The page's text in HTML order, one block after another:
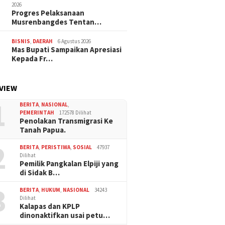
2026
Progres Pelaksanaan
Musrenbangdes Tentan…
BISNIS, DAERAH 6 Agustus 2026
Mas Bupati Sampaikan Apresiasi
Kepada Fr…
BERITA, NASIONAL,
PEMERINTAH
172578 Dilihat
Penolakan Transmigrasi Ke
Tanah Papua.
BERITA, PERISTIWA, SOSIAL
47937
Dilihat
Pemilik Pangkalan Elpiji yang
di Sidak B…
BERITA, HUKUM, NASIONAL
34243
Dilihat
Kalapas dan KPLP
dinonaktifkan usai petu…